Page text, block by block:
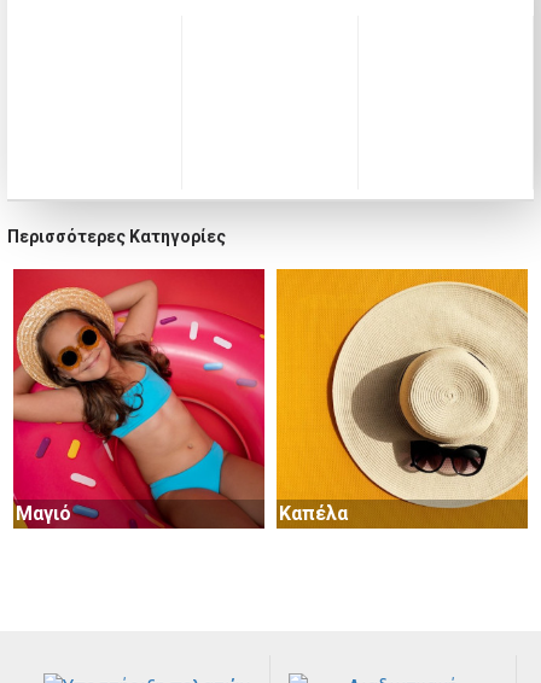
Περισσότερες Κατηγορίες
Μαγιό Καπέλα
Σανδάλια Γυαλιά